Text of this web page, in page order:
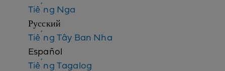
Tiếng Nga
Русский
Tiếng Tây Ban Nha
Español
Tiếng Tagalog